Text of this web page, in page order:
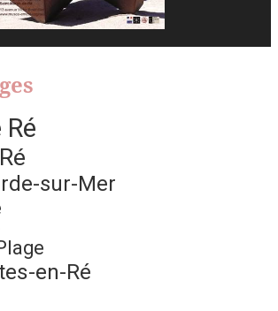
sur-Mer
en-Ré